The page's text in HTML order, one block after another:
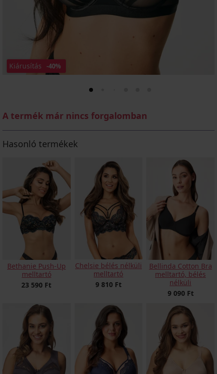
Kiárusítás -40%
A termék már nincs forgalomban
Hasonló termékek
Bethanie Push-Up
melltartó
23 590 Ft
Chelsie bélés nélküli
melltartó
9 810 Ft
Bellinda Cotton Bra
melltartó, bélés
nélküli
9 090 Ft